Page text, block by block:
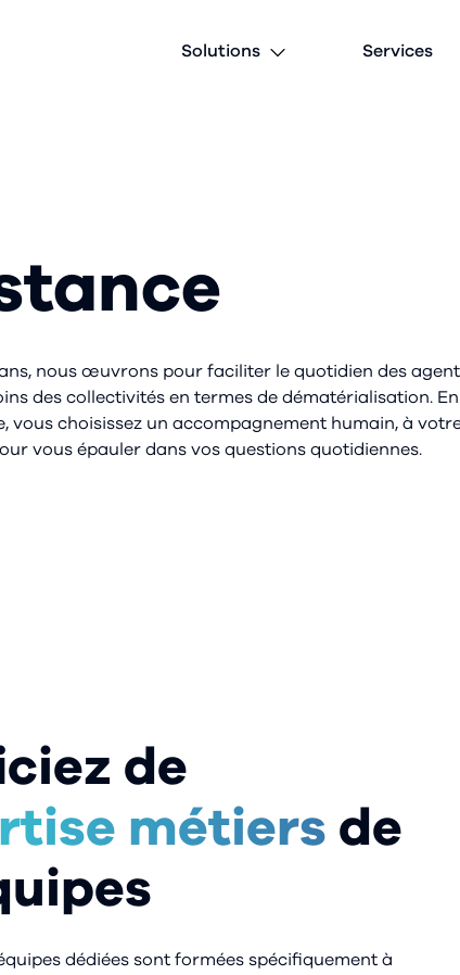
Solutions Services
nous œuvrons pour faciliter le quotidien des
des collectivités en termes de dématérialisation. En
vous choisissez un accompagnement humain, à
vous épauler dans vos questions quotidiennes.
de
métiers de
dédiées sont formées spécifiquement à